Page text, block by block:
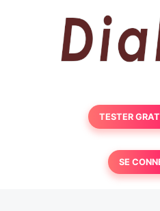
TESTER
SE